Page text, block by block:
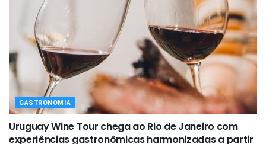
GASTRONOMIA
Uruguay Wine Tour chega ao Rio de Janeiro com
experiências gastronômicas harmonizadas a partir